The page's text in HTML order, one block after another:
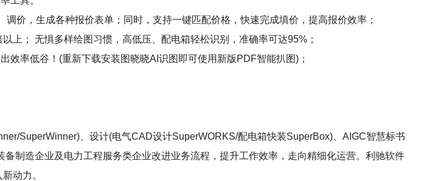
价，生成各种报价表单；同时，支持一键匹配价格，快速完成填价，提高报价效率；
上； 无惧多样绘图习惯，高低压、配电箱轻松识别，准确率可达95%；
效率低谷！(重新下载安装图晓晓AI识图即可使用新版PDF智能扒图)；
SuperWinner)、设计(电气CAD设计SuperWORKS/配电箱快装SuperBox)、AIGC智慧标书
制造企业及电力工程服务类企业改进业务流程，提升工作效率，走向精细化运营。利驰软件
动力。